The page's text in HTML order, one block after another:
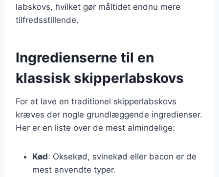
labskovs, hvilket gør måltidet endnu mere
tilfredsstillende.
Ingredienserne til en
klassisk skipperlabskovs
For at lave en traditionel skipperlabskovs
kræves der nogle grundlæggende ingredienser.
Her er en liste over de mest almindelige:
Kød: Oksekød, svinekød eller bacon er de
mest anvendte typer.